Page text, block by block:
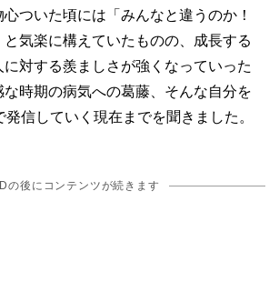
ついた頃には「みんなと違うのか！
と気楽に構えていたものの、成長する
対する羨ましさが強くなっていった
な時期の病気への葛藤、そんな自分を
信していく現在までを聞きました。
の後にコンテンツが続きます